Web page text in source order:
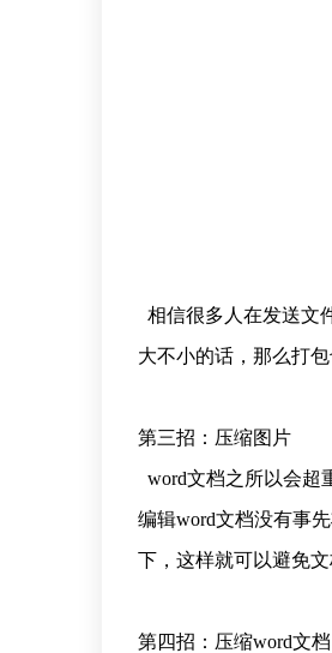
相信很多人在发送文
大不小的话，那么打
第三招：压缩图片
word文档之所以会超
编辑word文档没有事
下，这样就可以避免文
第四招：压缩word文档